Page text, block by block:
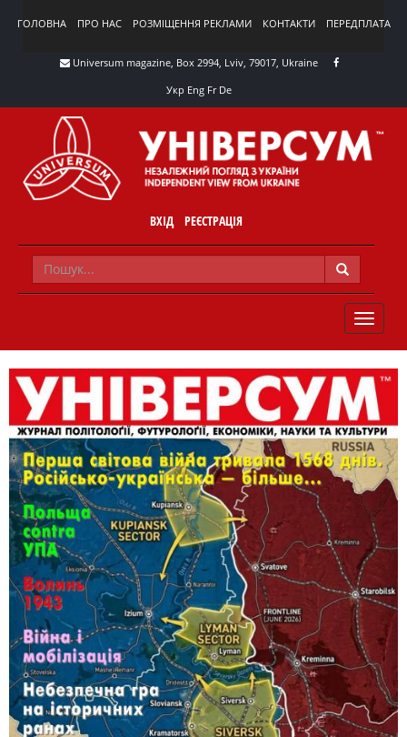
ГОЛОВНА ПРО НАС РОЗМІЩЕННЯ РЕКЛАМИ КОНТАКТИ ПЕРЕДПЛАТА
Universum magazine, Box 2994, Lviv, 79017, Ukraine
Укр Eng Fr De
ВХІД РЕЄСТРАЦІЯ
TOGGLE